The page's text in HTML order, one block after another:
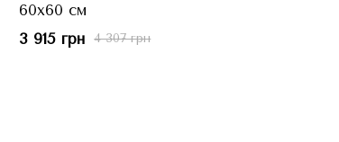
60x60 см
4 307 грн
3 915 грн